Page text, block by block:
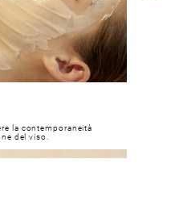
la contemporaneità
del viso.